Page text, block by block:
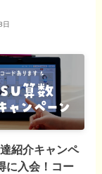
日
紹介キャンペ
に入会！コー